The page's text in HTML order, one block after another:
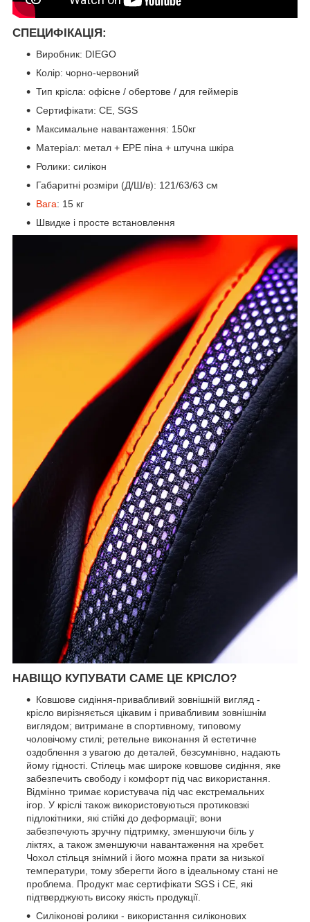
СПЕЦИФІКАЦІЯ:
Виробник: DIEGO
Колір: чорно-червоний
Тип крісла: офісне / обертове / для геймерів
Сертифікати: CE, SGS
Максимальне навантаження: 150кг
Матеріал: метал + EPE піна + штучна шкіра
Ролики: силікон
Габаритні розміри (Д/Ш/в): 121/63/63 см
Вага: 15 кг
Швидке і просте встановлення
НАВІЩО КУПУВАТИ САМЕ ЦЕ КРІСЛО?
Ковшове сидіння-привабливий зовнішній вигляд -
крісло вирізняється цікавим і привабливим зовнішнім
виглядом; витримане в спортивному, типовому
чоловічому стилі; ретельне виконання й естетичне
оздоблення з увагою до деталей, безсумнівно, надають
йому гідності. Стілець має широке ковшове сидіння, яке
забезпечить свободу і комфорт під час використання.
Відмінно тримає користувача під час екстремальних
ігор. У кріслі також використовуються протиковзкі
підлокітники, які стійкі до деформації; вони
забезпечують зручну підтримку, зменшуючи біль у
ліктях, а також зменшуючи навантаження на хребет.
Чохол стільця знімний і його можна прати за низької
температури, тому зберегти його в ідеальному стані не
проблема. Продукт має сертифікати SGS і CE, які
підтверджують високу якість продукції.
Силіконові ролики - використання силіконових